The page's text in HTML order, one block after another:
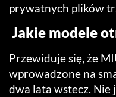
prywatnych plików
Jakie modele
Przewiduje się, że
wprowadzone na
dwa lata wstecz. Nie